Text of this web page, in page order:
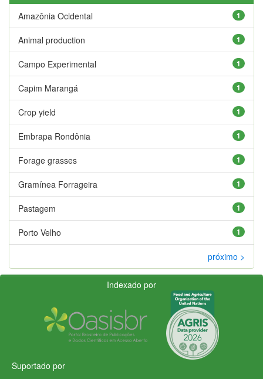
1
Amazônia Ocidental
1
Animal production
1
Campo Experimental
1
Capim Marangá
1
Crop yield
1
Embrapa Rondônia
1
Forage grasses
1
Gramínea Forrageira
1
Pastagem
1
Porto Velho
próximo >
Indexado por
Suportado por